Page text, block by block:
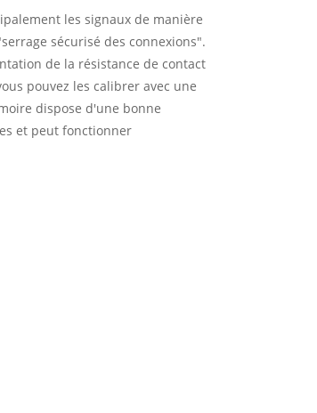
les signaux de manière
sécurisé des connexions".
de la résistance de contact
pouvez les calibrer avec une
dispose d'une bonne
et peut fonctionner